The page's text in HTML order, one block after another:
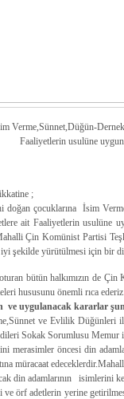
Verme,Sünnet,Düğün-
Faaliyetlerin usulüne
;
doğan çocuklarına İsim
ait Faaliyetlerin usulüne
Çin Komünist Partisi
şekilde yürütülmesi için bir
bütün halkımızın de Çin
hususunu önemli rıca ederiz.
ve uygulanacak kararlar
ve Evlilik Düğünleri
Sokak Sorumlusu Memur
merasimler öncesi din
müracaat
din adamlarının isimlerini
ve örf adetlerin yerine